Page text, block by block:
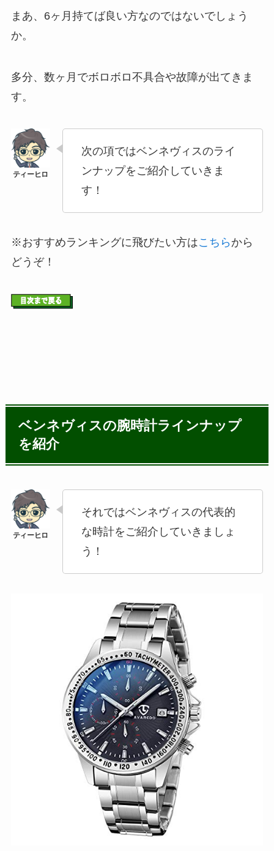
まあ、6ヶ月持てば良い方なのではないでしょう
か。
多分、数ヶ月でボロボロ不具合や故障が出てきま
す。
次の項ではベンネヴィスのライ
ンナップをご紹介していきま
す！
※おすすめランキングに飛びたい方はこちら から
どうぞ！
ベンネヴィスの腕時計ラインナップ
を紹介
それではベンネヴィスの代表的
な時計をご紹介していきましょ
う！